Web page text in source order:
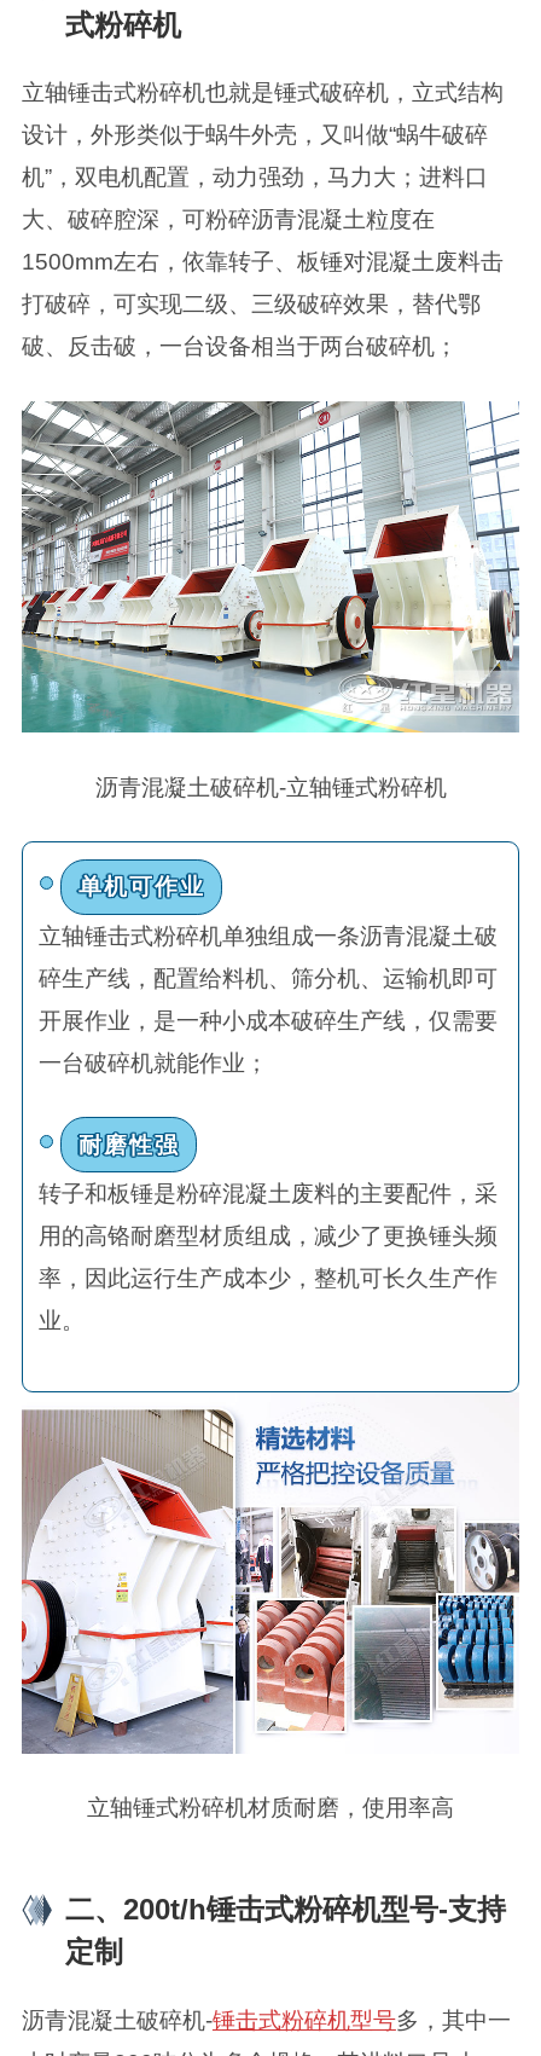
式粉碎机
立轴锤击式粉碎机也就是锤式破碎机，立式结构
设计，外形类似于蜗牛外壳，又叫做“蜗牛破碎
机”，双电机配置，动力强劲，马力大；进料口
大、破碎腔深，可粉碎沥青混凝土粒度在
1500mm左右，依靠转子、板锤对混凝土废料击
打破碎，可实现二级、三级破碎效果，替代鄂
破、反击破，一台设备相当于两台破碎机；
沥青混凝土破碎机-立轴锤式粉碎机
单机可作业
立轴锤击式粉碎机单独组成一条沥青混凝土破
碎生产线，配置给料机、筛分机、运输机即可
开展作业，是一种小成本破碎生产线，仅需要
一台破碎机就能作业；
耐磨性强
转子和板锤是粉碎混凝土废料的主要配件，采
用的高铬耐磨型材质组成，减少了更换锤头频
率，因此运行生产成本少，整机可长久生产作
业。
立轴锤式粉碎机材质耐磨，使用率高
二、200t/h锤击式粉碎机型号-支持
定制
沥青混凝土破碎机-锤击式粉碎机型号多，其中一